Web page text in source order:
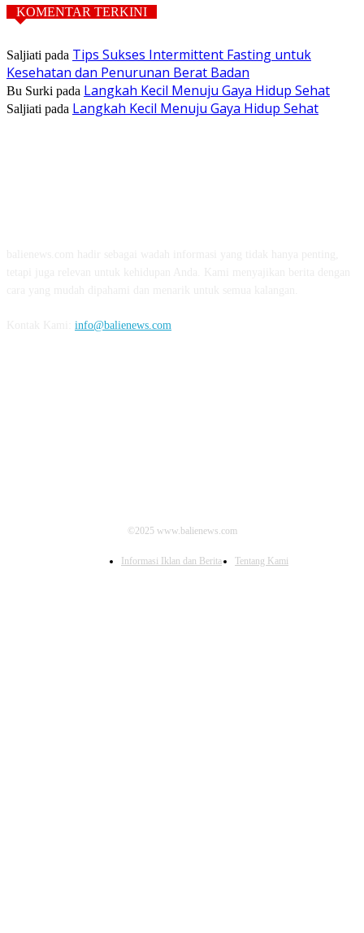
KOMENTAR TERKINI
Saljiati pada Tips Sukses Intermittent Fasting untuk
Kesehatan dan Penurunan Berat Badan
Bu Surki pada Langkah Kecil Menuju Gaya Hidup Sehat
Saljiati pada Langkah Kecil Menuju Gaya Hidup Sehat
info@balienews.com
©2025 www.balienews.com
Informasi Iklan dan Berita Tentang Kami